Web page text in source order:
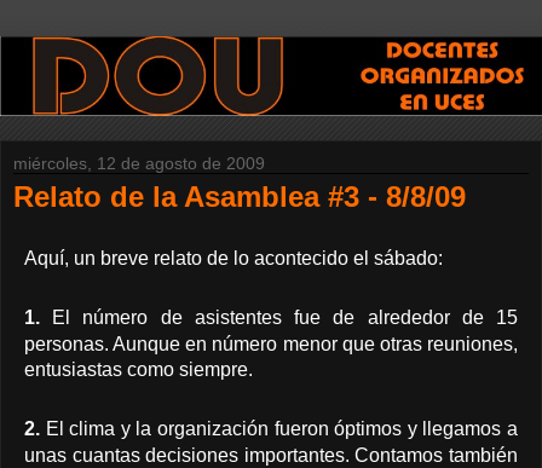
miércoles, 12 de agosto de 2009
Relato de la Asamblea #3 - 8/8/09
Aquí, un breve relato de lo acontecido el sábado:
1. El número de asistentes fue de alrededor de 15
personas. Aunque en número menor que otras reuniones,
entusiastas como siempre.
2. El clima y la organización fueron óptimos y llegamos a
unas cuantas decisiones importantes. Contamos también